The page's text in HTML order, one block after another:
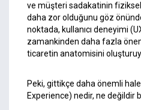
ve müşteri sadakatinin
daha zor olduğunu göz
noktada, kullanıcı deneyimi
zamankinden daha fazla
ticaretin anatomisini
Peki, gittikçe daha önemli
Experience) nedir, ne değildir